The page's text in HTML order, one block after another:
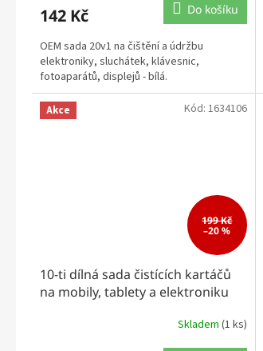
142 Kč Do košíku
OEM sada 20v1 na čištění a údržbu
elektroniky, sluchátek, klávesnic,
fotoaparátů, displejů - bílá.
Akce
199 Kč
–20 %
10-ti dílná sada čistících kartáčů
na mobily, tablety a elektroniku
Skladem (1 ks)
Kód: 1634106